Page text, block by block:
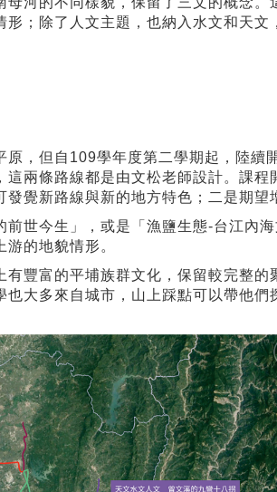
；除了人文主題，也納入水文和天文
原，但自109學年度第二學期起，陸續
兩條路線都是由文松老師設計。課
覺新路線與新的地方特色；二是期望
前世今生」，或是「漁鹽生態-台江內
的地貌情形。
豐富的平埔族群文化，保留較完整
也大多來自城市，山上踩點可以帶他